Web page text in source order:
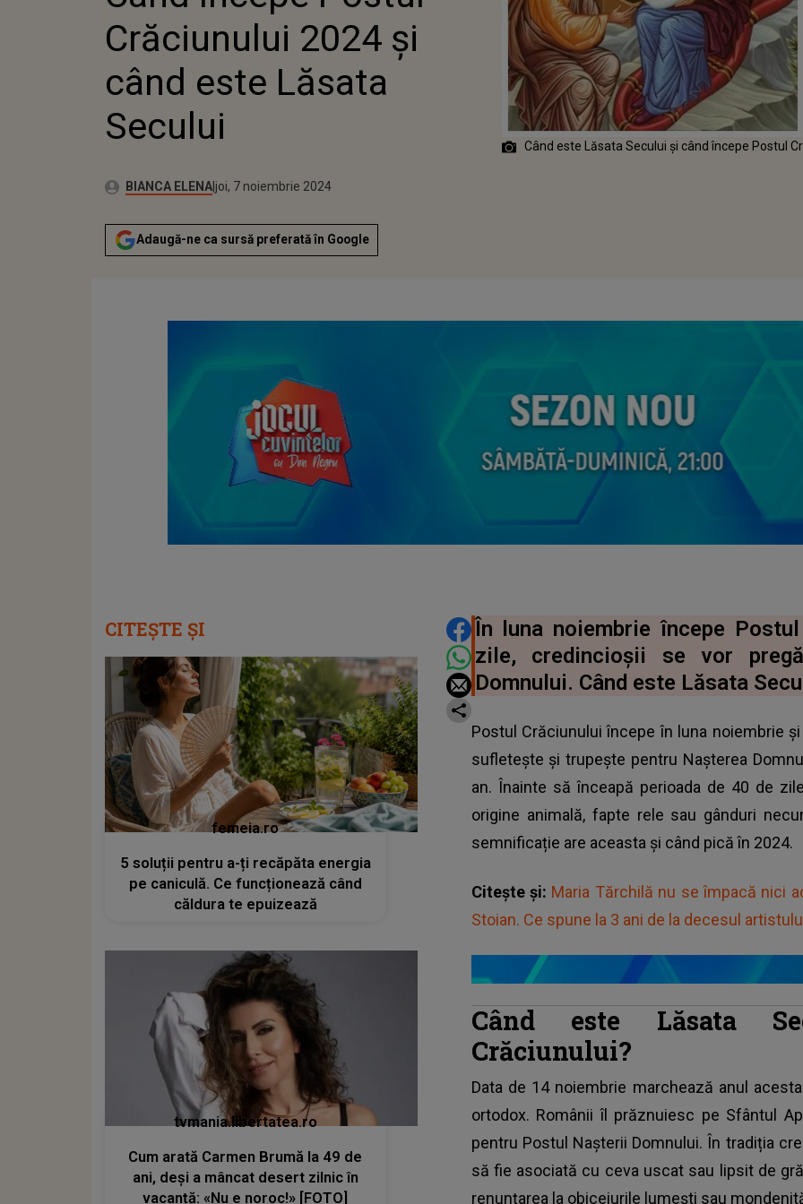
SECULUI
Crăciunului 2024 și
când este Lăsata
Secului
Autor:BIANCA ELENAPublicat:
joi, 7 noiembrie 2024
Actualizat:
joi, 7 noiembrie 2024
Adaugă-ne ca sursă preferată în Google
Când este Lăsata Secului și când începe Postul
DISTRIBUIE ARTICOLUL
În luna noiembrie începe
zile, credincioșii se vor
Domnului. Când este Lăsata
Postul Crăciunului începe în luna noiembrie
sufletește și trupește pentru Nașterea
an. Înainte să înceapă perioada de 40 de
origine animală, fapte rele sau gânduri
semnificație are aceasta și când pică în 2024.
Citește și: Maria Tărchilă nu se împacă nici
Stoian. Ce spune la 3 ani de la decesul
Când este Lăsata
Crăciunului?
Data de 14 noiembrie marchează anul
ortodox. Românii îl prăznuiesc pe Sfântul
pentru Postul Nașterii Domnului. În tradiția
să fie asociată cu ceva uscat sau lipsit de
renunțarea la obiceiurile lumești sau
CITEȘTE ȘI
femeia.ro
5 soluții pentru a-ți recăpăta energia
pe caniculă. Ce funcționează când
căldura te epuizează
tvmania.libertatea.ro
Cum arată Carmen Brumă la 49 de
ani, deși a mâncat desert zilnic în
vacanță: «Nu e noroc!» [FOTO]